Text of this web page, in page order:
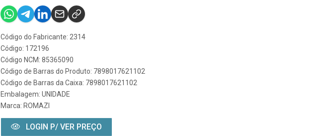
Código do Fabricante: 2314
Código: 172196
Código NCM: 85365090
Código de Barras do Produto: 7898017621102
Código de Barras da Caixa: 7898017621102
Embalagem: UNIDADE
Marca: ROMAZI
LOGIN P/ VER PREÇO